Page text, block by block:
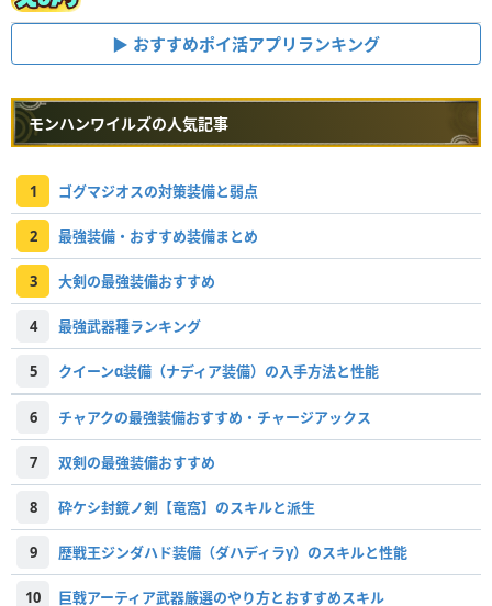
おすすめポイ活アプリランキング
モンハンワイルズの人気記事
1 ゴグマジオスの対策装備と弱点
2 最強装備・おすすめ装備まとめ
3 大剣の最強装備おすすめ
4 最強武器種ランキング
5 クイーンα装備（ナディア装備）の入手方法と性能
6 チャアクの最強装備おすすめ・チャージアックス
7 双剣の最強装備おすすめ
8 砕ケシ封鏡ノ剣【竜窩】のスキルと派生
9 歴戦王ジンダハド装備（ダハディラγ）のスキルと性能
10 巨戟アーティア武器厳選のやり方とおすすめスキル